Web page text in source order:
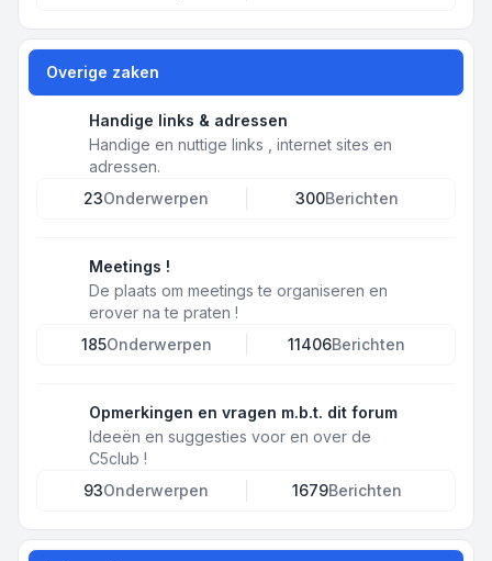
Overige zaken
Handige links & adressen
Handige en nuttige links , internet sites en
adressen.
23Onderwerpen 300Berichten
Meetings !
De plaats om meetings te organiseren en
erover na te praten !
185Onderwerpen 11406Berichten
Opmerkingen en vragen m.b.t. dit forum
Ideeën en suggesties voor en over de
C5club !
93Onderwerpen 1679Berichten